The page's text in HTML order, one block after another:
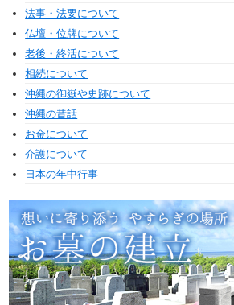
法事・法要について
仏壇・位牌について
老後・終活について
相続について
沖縄の御嶽や史跡について
沖縄の昔話
お金について
介護について
日本の年中行事